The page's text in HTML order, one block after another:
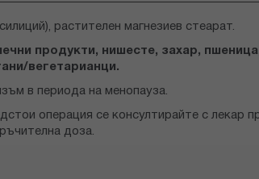
растителен магнезиев стеарат.
продукти, нишесте, захар,
вегетарианци.
в периода на менопауза.
операция се консултирайте с лекар
доза.